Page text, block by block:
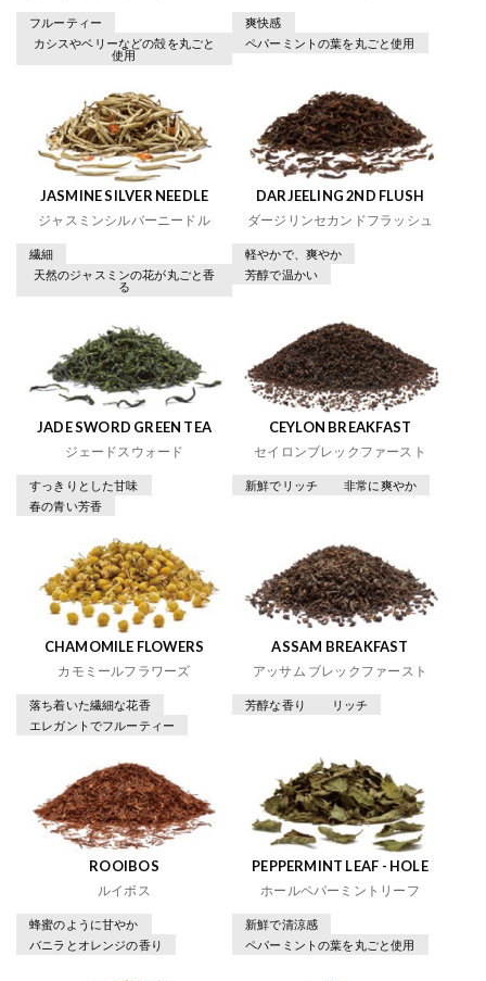
フルーティー
カシスやベリーなどの殻を丸ごと
使用
爽快感
ペパーミントの葉を丸ごと使用
JASMINE SILVER NEEDLE
ジャスミンシルバーニードル
繊細
天然のジャスミンの花が丸ごと香
る
DARJEELING 2ND FLUSH
ダージリンセカンドフラッシュ
軽やかで、爽やか
芳醇で温かい
JADE SWORD GREEN TEA
ジェードスウォード
すっきりとした甘味
春の青い芳香
CEYLON BREAKFAST
セイロンブレックファースト
新鮮でリッチ 非常に爽やか
CHAMOMILE FLOWERS
カモミールフラワーズ
落ち着いた繊細な花香
エレガントでフルーティー
ASSAM BREAKFAST
アッサム ブレックファースト
芳醇な香り リッチ
ROOIBOS
ルイボス
蜂蜜のように甘やか
バニラとオレンジの香り
PEPPERMINT LEAF - HOLE
ホールペパーミントリーフ
新鮮で清涼感
ペパーミントの葉を丸ごと使用